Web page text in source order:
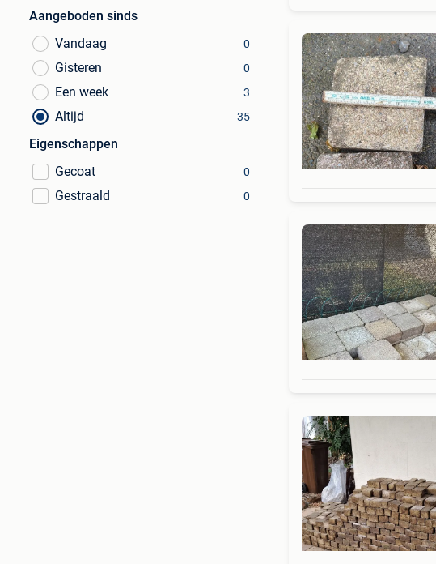
Aangeboden sinds
Vandaag
0
Gisteren 0
Een week 3
Altijd 35
Eigenschappen
Gecoat
0
Gestraald 0